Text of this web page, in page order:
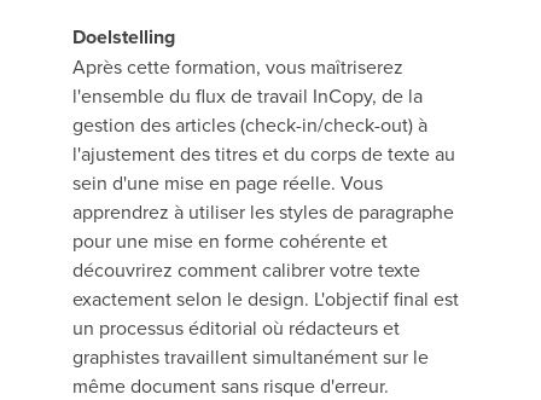
Doelstelling
Après cette formation, vous maîtriserez
l'ensemble du flux de travail InCopy, de la
gestion des articles (check-in/check-out) à
l'ajustement des titres et du corps de texte au
sein d'une mise en page réelle. Vous
apprendrez à utiliser les styles de paragraphe
pour une mise en forme cohérente et
découvrirez comment calibrer votre texte
exactement selon le design. L'objectif final est
un processus éditorial où rédacteurs et
graphistes travaillent simultanément sur le
même document sans risque d'erreur.